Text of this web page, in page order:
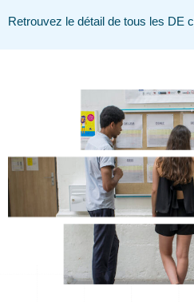
Retrouvez le détail de tous les DE